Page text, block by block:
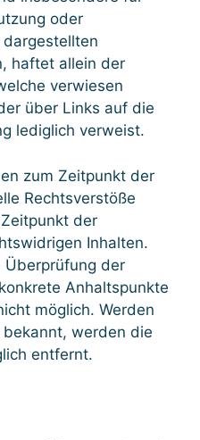
oder
haftet allein der
verwiesen
über Links auf die
lediglich verweist.
zum Zeitpunkt der
Rechtsverstöße
der
Inhalten.
Überprüfung der
Anhaltspunkte
möglich. Werden
werden die
entfernt.